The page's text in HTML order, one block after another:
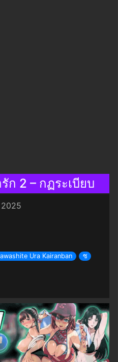
ก 2 – กฏระเบียบ
Ura Kairanban ซ